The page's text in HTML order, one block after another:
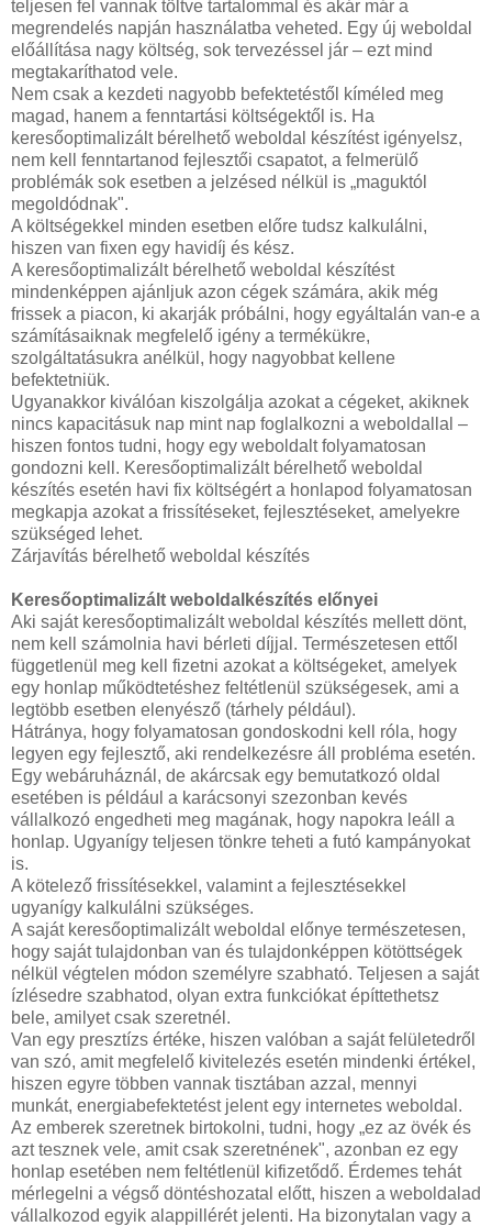
teljesen fel vannak töltve tartalommal és akár már a
megrendelés napján használatba veheted. Egy új weboldal
előállítása nagy költség, sok tervezéssel jár – ezt mind
megtakaríthatod vele.
Nem csak a kezdeti nagyobb befektetéstől kíméled meg
magad, hanem a fenntartási költségektől is. Ha
keresőoptimalizált bérelhető weboldal készítést igényelsz,
nem kell fenntartanod fejlesztői csapatot, a felmerülő
problémák sok esetben a jelzésed nélkül is „maguktól
megoldódnak".
A költségekkel minden esetben előre tudsz kalkulálni,
hiszen van fixen egy havidíj és kész.
A keresőoptimalizált bérelhető weboldal készítést
mindenképpen ajánljuk azon cégek számára, akik még
frissek a piacon, ki akarják próbálni, hogy egyáltalán van-e a
számításaiknak megfelelő igény a termékükre,
szolgáltatásukra anélkül, hogy nagyobbat kellene
befektetniük.
Ugyanakkor kiválóan kiszolgálja azokat a cégeket, akiknek
nincs kapacitásuk nap mint nap foglalkozni a weboldallal –
hiszen fontos tudni, hogy egy weboldalt folyamatosan
gondozni kell. Keresőoptimalizált bérelhető weboldal
készítés esetén havi fix költségért a honlapod folyamatosan
megkapja azokat a frissítéseket, fejlesztéseket, amelyekre
szükséged lehet.
Zárjavítás bérelhető weboldal készítés
Keresőoptimalizált weboldalkészítés előnyei
Aki saját keresőoptimalizált weboldal készítés mellett dönt,
nem kell számolnia havi bérleti díjjal. Természetesen ettől
függetlenül meg kell fizetni azokat a költségeket, amelyek
egy honlap működtetéshez feltétlenül szükségesek, ami a
legtöbb esetben elenyésző (tárhely például).
Hátránya, hogy folyamatosan gondoskodni kell róla, hogy
legyen egy fejlesztő, aki rendelkezésre áll probléma esetén.
Egy webáruháznál, de akárcsak egy bemutatkozó oldal
esetében is például a karácsonyi szezonban kevés
vállalkozó engedheti meg magának, hogy napokra leáll a
honlap. Ugyanígy teljesen tönkre teheti a futó kampányokat
is.
A kötelező frissítésekkel, valamint a fejlesztésekkel
ugyanígy kalkulálni szükséges.
A saját keresőoptimalizált weboldal előnye természetesen,
hogy saját tulajdonban van és tulajdonképpen kötöttségek
nélkül végtelen módon személyre szabható. Teljesen a saját
ízlésedre szabhatod, olyan extra funkciókat építtethetsz
bele, amilyet csak szeretnél.
Van egy presztízs értéke, hiszen valóban a saját felületedről
van szó, amit megfelelő kivitelezés esetén mindenki értékel,
hiszen egyre többen vannak tisztában azzal, mennyi
munkát, energiabefektetést jelent egy internetes weboldal.
Az emberek szeretnek birtokolni, tudni, hogy „ez az övék és
azt tesznek vele, amit csak szeretnének", azonban ez egy
honlap esetében nem feltétlenül kifizetődő. Érdemes tehát
mérlegelni a végső döntéshozatal előtt, hiszen a weboldalad
vállalkozod egyik alappillérét jelenti. Ha bizonytalan vagy a